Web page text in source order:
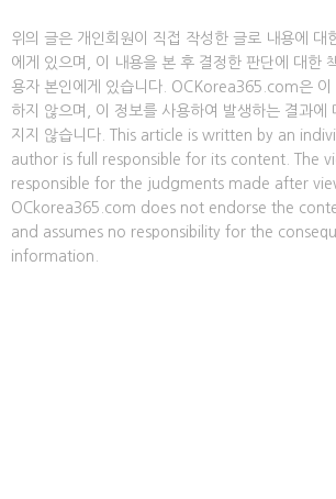
위의 글은 개인회원이 직접 작성한 글로 내용에 대
에게 있으며, 이 내용을 본 후 결정한 판단에 대한
용자 본인에게 있습니다. OCKorea365.com은 이
하지 않으며, 이 정보를 사용하여 발생하는 결과에
지지 않습니다. This article is written by an
author is full responsible for its content. The
responsible for the judgments made after
OCkorea365.com does not endorse the
and assumes no responsibility for the
information.